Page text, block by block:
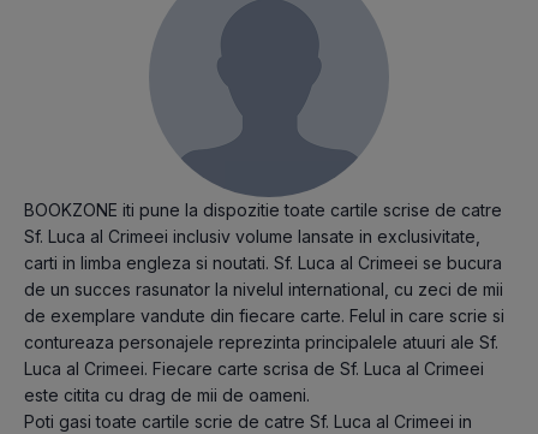
BOOKZONE iti pune la dispozitie toate cartile scrise de catre
Sf. Luca al Crimeei inclusiv volume lansate in exclusivitate,
carti in limba engleza si noutati. Sf. Luca al Crimeei se bucura
de un succes rasunator la nivelul international, cu zeci de mii
de exemplare vandute din fiecare carte. Felul in care scrie si
contureaza personajele reprezinta principalele atuuri ale Sf.
Luca al Crimeei. Fiecare carte scrisa de Sf. Luca al Crimeei
este citita cu drag de mii de oameni.
Poti gasi toate cartile scrie de catre Sf. Luca al Crimeei in